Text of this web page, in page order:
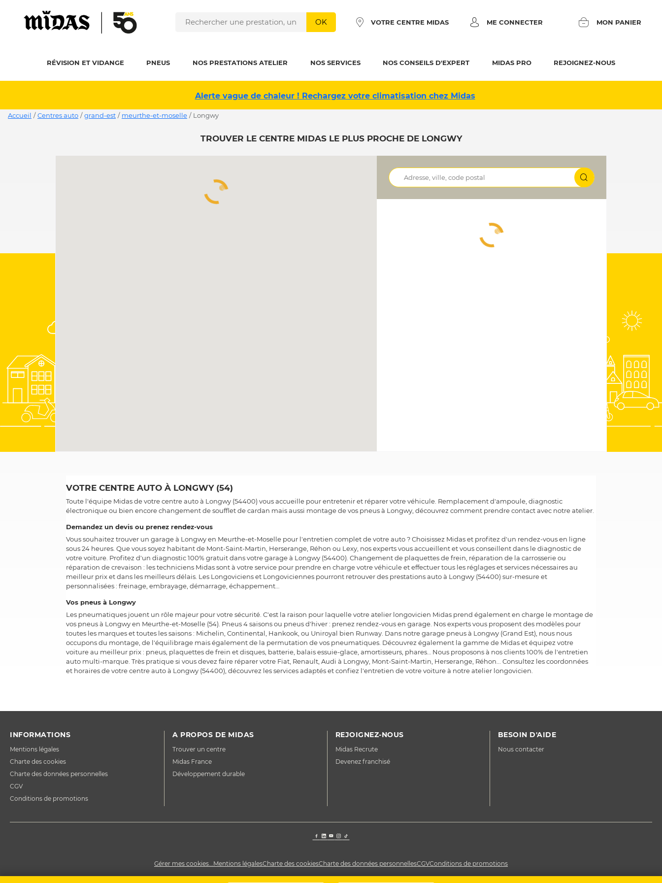
OK VOTRE CENTRE MIDAS ME CONNECTER MON PANIER
RÉVISION ET VIDANGE PNEUS NOS PRESTATIONS ATELIER NOS SERVICES NOS CONSEILS D'EXPERT MIDAS PRO REJOIGNEZ-NOUS
Alerte vague de chaleur ! Rechargez votre climatisation chez Midas
Accueil / Centres auto / grand-est / meurthe-et-moselle / longwy
TROUVER LE CENTRE MIDAS LE PLUS PROCHE DE LONGWY
VOTRE CENTRE AUTO À LONGWY (54)
Toute l'équipe Midas de votre centre auto à Longwy (54400) vous accueille pour entretenir et réparer votre véhicule. Remplacement d'ampoule, diagnostic
électronique ou bien encore changement de soufflet de cardan mais aussi montage de vos pneus à Longwy, découvrez comment prendre contact avec notre atelier.
Demandez un devis ou prenez rendez-vous
Vous souhaitez trouver un garage à Longwy en Meurthe-et-Moselle pour l'entretien complet de votre auto ? Choisissez Midas et profitez d'un rendez-vous en ligne
sous 24 heures. Que vous soyez habitant de Mont-Saint-Martin, Herserange, Réhon ou Lexy, nos experts vous accueillent et vous conseillent dans le diagnostic de
votre voiture. Profitez d'un diagnostic 100% gratuit dans votre garage à Longwy (54400). Changement de plaquettes de frein, réparation de la carrosserie ou
réparation de crevaison : les techniciens Midas sont à votre service pour prendre en charge votre véhicule et effectuer tous les réglages et services nécessaires au
meilleur prix et dans les meilleurs délais. Les Longoviciens et Longoviciennes pourront retrouver des prestations auto à Longwy (54400) sur-mesure et
personnalisées : freinage, embrayage, démarrage, échappement…
Vos pneus à Longwy
Les pneumatiques jouent un rôle majeur pour votre sécurité. C'est la raison pour laquelle votre atelier longovicien Midas prend également en charge le montage de
vos pneus à Longwy en Meurthe-et-Moselle (54). Pneus 4 saisons ou pneus d'hiver : prenez rendez-vous en garage. Nos experts vous proposent des modèles pour
toutes les marques et toutes les saisons : Michelin, Continental, Hankook, ou Uniroyal bien Runway. Dans notre garage pneus à Longwy (Grand Est), nous nous
occupons du montage, de l'équilibrage mais également de la permutation de vos pneumatiques. Découvrez également la gamme de Midas et équipez votre
voiture au meilleur prix : pneus, plaquettes de frein et disques, batterie, balais essuie-glace, amortisseurs, phares… Nous proposons à nos clients 100% de l'entretien
auto multi-marque. Très pratique si vous devez faire réparer votre Fiat, Renault, Audi à Longwy, Mont-Saint-Martin, Herserange, Réhon... Consultez les coordonnées
et horaires de votre centre auto à Longwy (54400), découvrez les services adaptés et confiez l'entretien de votre voiture à notre atelier longovicien.
INFORMATIONS
Mentions légales
Charte des cookies
Charte des données personnelles
CGV
Conditions de promotions
A PROPOS DE MIDAS
Trouver un centre
Midas France
Développement durable
REJOIGNEZ-NOUS
Midas Recrute
Devenez franchisé
BESOIN D'AIDE
Nous contacter
Gérer mes cookies...Mentions légalesCharte des cookiesCharte des données personnellesCGVConditions de promotions